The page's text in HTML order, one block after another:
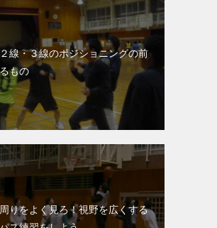
線・３線のポジショニングの前
もの
りをよく見ろ！視野を広くする